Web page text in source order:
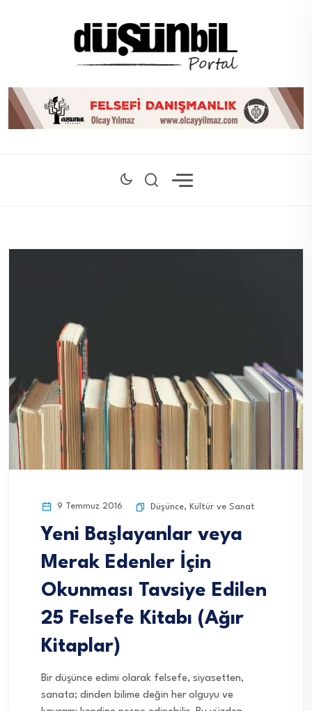
9 Temmuz 2016 Düşünce, Kültür ve Sanat
Yeni Başlayanlar veya
Merak Edenler İçin
Okunması Tavsiye Edilen
25 Felsefe Kitabı (Ağır
Kitaplar)
Bir düşünce edimi olarak felsefe, siyasetten,
sanata; dinden bilime değin her olguyu ve